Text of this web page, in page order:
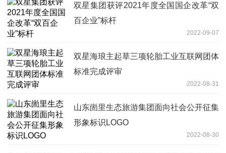
双星集团获评2021年度全国国企改革“双
百企业”标杆
2022-09-07
双星海琅主起草三项轮胎工业互联网团体
标准完成评审
2022-08-31
山东崮里生态旅游集团面向社会公开征集
形象标识LOGO
2022-08-30